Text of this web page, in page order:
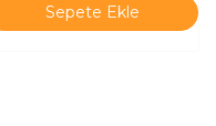
Sepete Ekle